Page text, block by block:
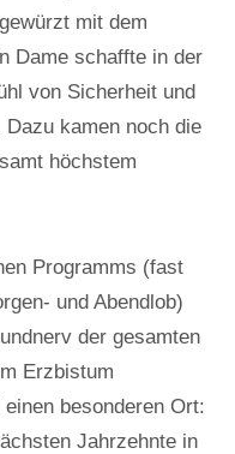
mit dem
Dame schaffte in der
von Sicherheit und
kamen noch die
höchstem
Programms (fast
und Abendlob)
der gesamten
Erzbistum
besonderen Ort:
Jahrzehnte in